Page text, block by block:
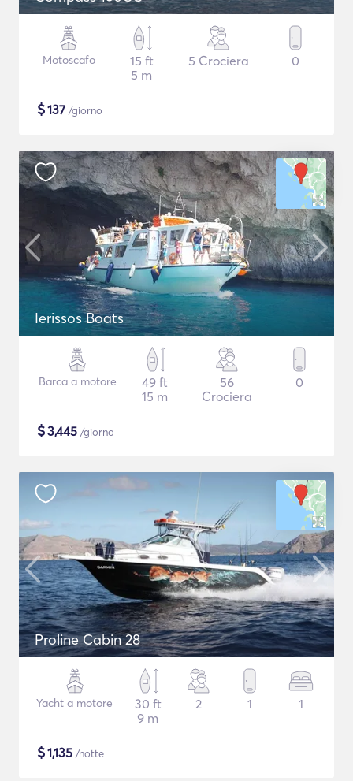
Motoscafo
15 ft
5 m
5 Crociera 0
$137 /giorno
Ierissos Boats
Barca a motore
49 ft
15 m
56
Crociera
0
$3,445 /giorno
Proline Cabin 28
Yacht a motore
30 ft
9 m
2 1 1
$1,135 /notte